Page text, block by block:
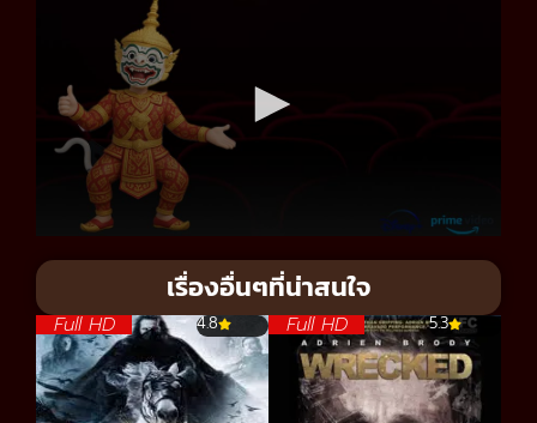
เรื่องอื่นๆที่น่าสนใจ
Full HD 4.8 Full HD 5.3